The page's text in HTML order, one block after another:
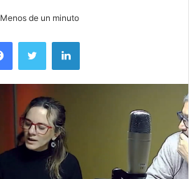
Menos de un minuto